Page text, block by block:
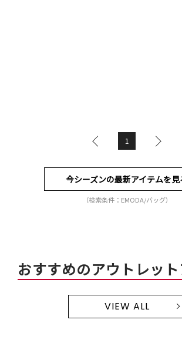
1
今シーズンの最新アイテムを見
（検索条件：EMODA/バッグ）
おすすめのアウトレッ
VIEW ALL